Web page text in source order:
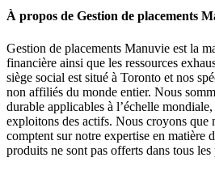
À propos de Gestion de placements
Gestion de placements Manuvie est la
financière ainsi que les ressources
siège social est situé à Toronto et nos
non affiliés du monde entier. Nous
durable applicables à l’échelle
exploitons des actifs. Nous croyons que
comptent sur notre expertise en matière
produits ne sont pas offerts dans tous